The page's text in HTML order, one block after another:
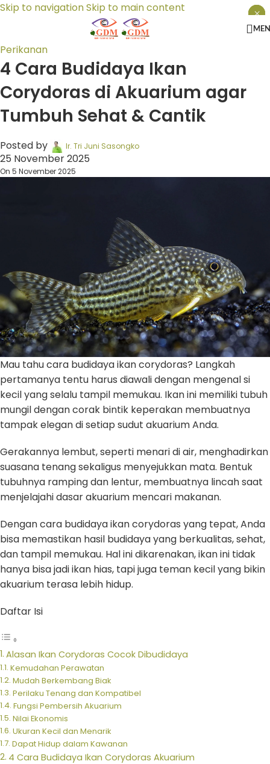
Skip to navigationSkip to main content
Perikanan
4 Cara Budidaya Ikan
Corydoras di Akuarium agar
Tumbuh Sehat & Cantik
Posted by Ir. Tri Juni Sasongko
25 November 2025
On 5 November 2025
Mau tahu cara budidaya ikan corydoras? Langkah
pertamanya tentu harus diawali dengan mengenal si
kecil yang selalu tampil memukau. Ikan ini memiliki tubuh
mungil dengan corak bintik keperakan membuatnya
tampak elegan di setiap sudut akuarium Anda.
Gerakannya lembut, seperti menari di air, menghadirkan
suasana tenang sekaligus menyejukkan mata. Bentuk
tubuhnya ramping dan lentur, membuatnya lincah saat
menjelajahi dasar akuarium mencari makanan.
Dengan cara budidaya ikan corydoras yang tepat, Anda
bisa memastikan hasil budidaya yang berkualitas, sehat,
dan tampil memukau. Hal ini dikarenakan, ikan ini tidak
hanya bisa jadi ikan hias, tapi juga teman kecil yang bikin
akuarium terasa lebih hidup.
Daftar Isi
Alasan Ikan Corydoras Cocok Dibudidaya
Kemudahan Perawatan
Mudah Berkembang Biak
Perilaku Tenang dan Kompatibel
Fungsi Pembersih Akuarium
Nilai Ekonomis
Ukuran Kecil dan Menarik
Dapat Hidup dalam Kawanan
4 Cara Budidaya Ikan Corydoras Akuarium
×
×
×